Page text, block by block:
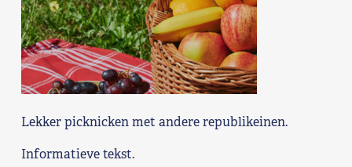
Shop
Contact
Word Lid
Lekker picknicken met andere republikeinen.
Informatieve tekst.